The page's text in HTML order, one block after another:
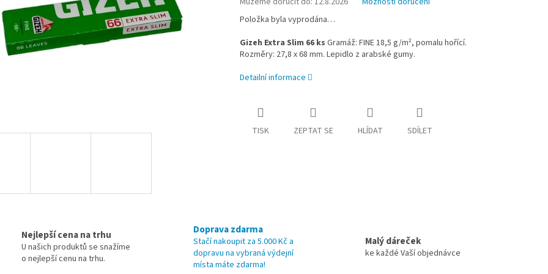
Položka byla vyprodána…
Gizeh Extra Slim 66 ks Gramáž: FINE 18,5 g/m², pomalu hořící.
Rozměry: 27,8 x 68 mm. Lepidlo z arabské gumy.
Detailní informace
TISK ZEPTAT SE HLÍDAT SDÍLET
Nejlepší cena na trhu
U našich produktů se snažíme
o nejlepší cenu na trhu.
Doprava zdarma
Stačí nakoupit za 5.000 Kč a
dopravu na vybraná výdejní
místa máte zdarma!
Malý dáreček
ke každé Vaší objednávce